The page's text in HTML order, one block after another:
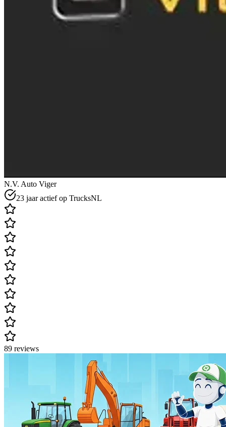
N.V. Auto Viger
23 jaar actief op TrucksNL
89 reviews